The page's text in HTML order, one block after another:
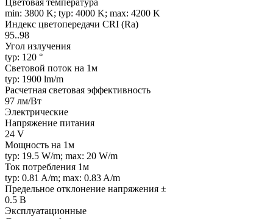
min: 3800 K; typ: 4000 K; max: 4200 K
Индекс цветопередачи CRI (Ra)
95..98
Угол излучения
typ: 120 °
Световой поток на 1м
typ: 1900 lm/m
Расчетная световая эффективность
97 лм/Вт
Электрические
Напряжение питания
24 V
Мощность на 1м
typ: 19.5 W/m; max: 20 W/m
Ток потребления 1м
typ: 0.81 A/m; max: 0.83 A/m
Предельное отклонение напряжения ±
0.5 В
Эксплуатационные